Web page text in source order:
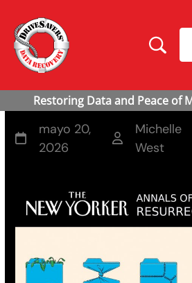
mayo 20,
2026
Michelle
West